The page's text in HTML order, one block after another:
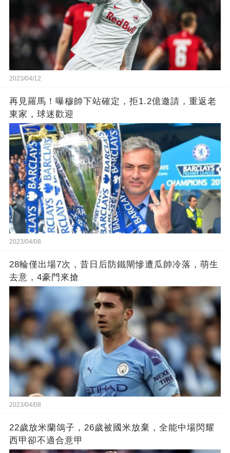
2023/04/12
再見羅馬！曝穆帥下站確定，拒1.2億邀請，重返老
東家，球迷歡迎
2023/04/08
28輪僅出場7次，昔日后防鐵閘慘遭瓜帥冷落，萌生
去意，4豪門來搶
2023/04/08
22歲放米蘭鴿子，26歲被國米放棄，全能中場閃耀
西甲卻不適合意甲